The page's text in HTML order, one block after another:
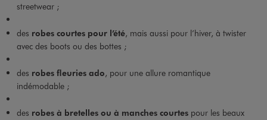
streetwear ;
des robes courtes pour l’été, mais aussi pour l’hiver, à twister
avec des boots ou des bottes ;
des robes fleuries ado, pour une allure romantique
indémodable ;
des robes à bretelles ou à manches courtespour les beaux